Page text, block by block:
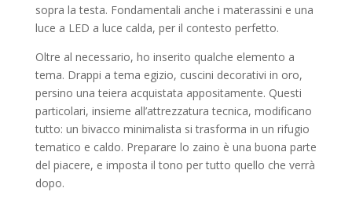
sopra la testa. Fondamentali anche i materassini e una
luce a LED a luce calda, per il contesto perfetto.
Oltre al necessario, ho inserito qualche elemento a
tema. Drappi a tema egizio, cuscini decorativi in oro,
persino una teiera acquistata appositamente. Questi
particolari, insieme all’attrezzatura tecnica, modificano
tutto: un bivacco minimalista si trasforma in un rifugio
tematico e caldo. Preparare lo zaino è una buona parte
del piacere, e imposta il tono per tutto quello che verrà
dopo.